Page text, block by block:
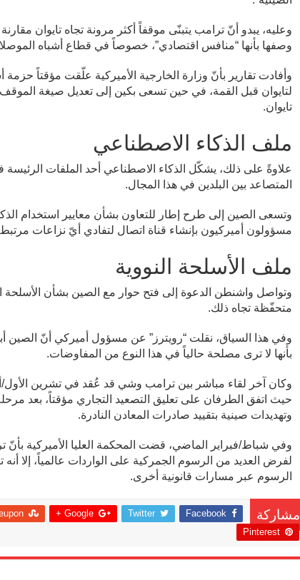
وعليه، يبدو أنّ ترامب يتبنّى موقفاً أكثر مرونة تجاه تايوان مقارنة
وصفها بأنها “منافس اقتصادي”، خصوصاً في قطاع أشباه
لتايوان قبل القمة، في حين تسعى بكين إلى تعديل صيغة
تايوان.
ملف الذكاء الاصطناعي
علاوةً على ذلك، يشكّل الذكاء الاصطناعي أحد الملفات
المتصاعد بين البلدين في هذا المجال.
وتسعى الصين إلى طرح إطار للتعاون بشأن معايير استخدام
مسؤولون أميركيون بإنشاء قناة اتصال لتفادي أيّ نزاعات مرتبطة
ملف الأسلحة النووية
وتواصل واشنطن الدعوة إلى فتح حوار مع الصين بشأن الأسلحة
متحفّظة تجاه ذلك.
وفي هذا السياق، نقلت “رويترز” عن مسؤول أميركي أنّ
بأنها لا ترى مصلحة حالياً في هذا النوع من المفاوضات.
وكان آخر لقاء مباشر بين ترامب وشي قد عُقد في تشرين الأول/
حيث اتفق الطرفان على تعليق التصعيد التجاري مؤقتاً، بعد
وتهديدات صينية بتقييد صادرات المعادن النادرة.
وفي شباط/فبراير الماضي، قضت المحكمة العليا الأميركية بأنّ
لفرض العديد من الرسوم الجمركية على الواردات عالمياً، إلا
الرسوم عبر مسارات قانونية أخرى.
مشاركة Facebook
Twitter
Google +
Pinterest